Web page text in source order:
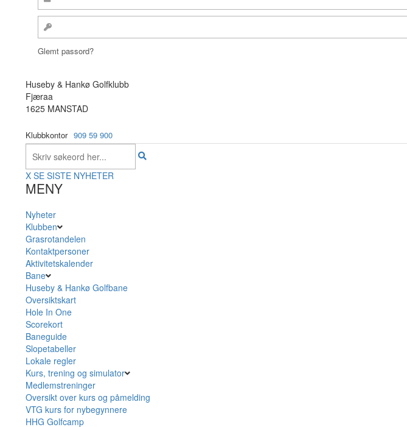
Glemt passord?
Huseby & Hankø Golfklubb
Fjæraa
1625 MANSTAD
Klubbkontor 909 59 900
X SE SISTE NYHETER
MENY
Nyheter
Klubben
Grasrotandelen
Kontaktpersoner
Aktivitetskalender
Bane
Huseby & Hankø Golfbane
Oversiktskart
Hole In One
Scorekort
Baneguide
Slopetabeller
Lokale regler
Kurs, trening og simulator
Medlemstreninger
Oversikt over kurs og påmelding
VTG kurs for nybegynnere
HHG Golfcamp